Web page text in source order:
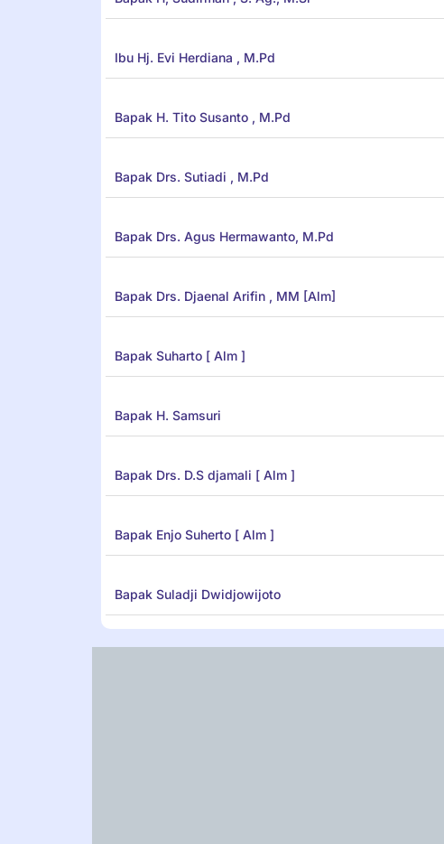
Ibu Hj. Evi Herdiana , M.Pd
Bapak H. Tito Susanto , M.Pd
Bapak Drs. Sutiadi , M.Pd
Bapak Drs. Agus Hermawanto, M.Pd
Bapak Drs. Djaenal Arifin , MM [Alm]
Bapak Suharto [ Alm ]
Bapak H. Samsuri
Bapak Drs. D.S djamali [ Alm ]
Bapak Enjo Suherto [ Alm ]
Bapak Suladji Dwidjowijoto